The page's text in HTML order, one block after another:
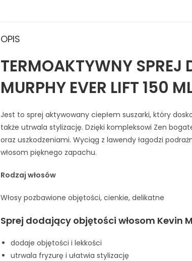
OPIS
TERMOAKTYWNY
MURPHY EVER LIFT 150
Jest to sprej aktywowany ciepłem suszarki, który
także utrwala stylizację. Dzięki kompleksowi Zen
oraz uszkodzeniami. Wyciąg z lawendy łagodzi
włosom pięknego zapachu.
Rodzaj włosów
Włosy pozbawione objętości, cienkie, delikatne
Sprej dodający objętości włosom Kevin
dodaje objętości i lekkości
utrwala fryzurę i ułatwia stylizację